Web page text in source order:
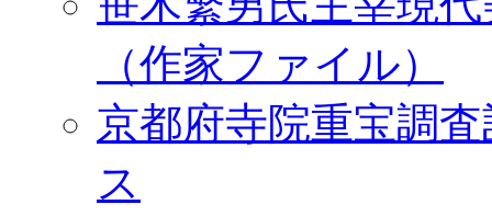
（作家ファイル）
京都府寺院重宝調
ス